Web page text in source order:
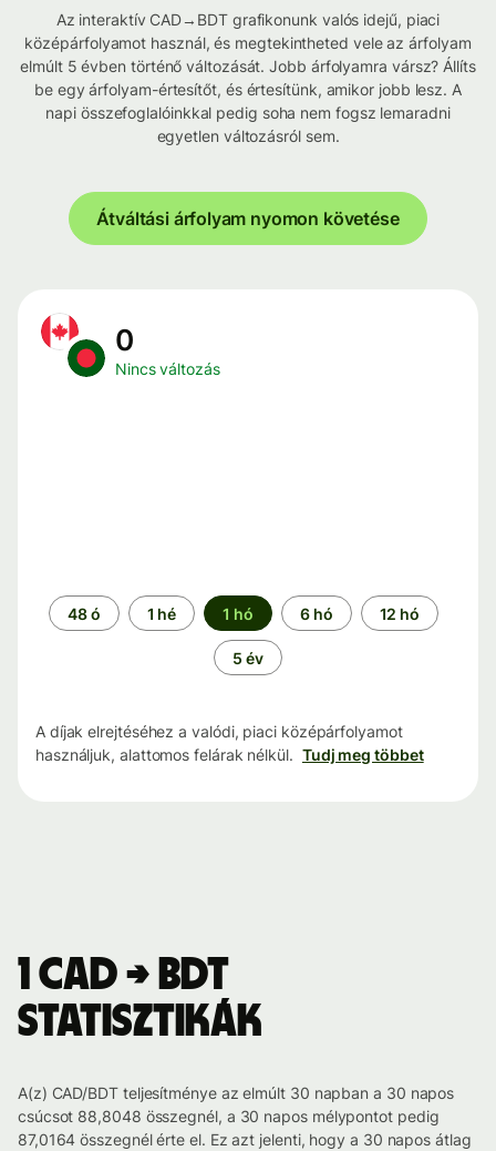
Az interaktív CAD→BDT grafikonunk valós idejű, piaci
középárfolyamot használ, és megtekintheted vele az árfolyam
elmúlt 5 évben történő változását. Jobb árfolyamra vársz? Állíts
be egy árfolyam-értesítőt, és értesítünk, amikor jobb lesz. A
napi összefoglalóinkkal pedig soha nem fogsz lemaradni
egyetlen változásról sem.
Átváltási árfolyam nyomon követése
0
Nincs változás
Időszak
48 ó 1 hé 1 hó 6 hó 12 hó
5 év
A díjak elrejtéséhez a valódi, piaci középárfolyamot
használjuk, alattomos felárak nélkül. Tudj meg többet
1 CAD → BDT
statisztikák
A(z) CAD/BDT teljesítménye az elmúlt 30 napban a 30 napos
csúcsot 88,8048 összegnél, a 30 napos mélypontot pedig
87,0164 összegnél érte el. Ez azt jelenti, hogy a 30 napos átlag